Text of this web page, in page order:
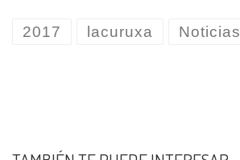
2017 lacuruxa Noticias